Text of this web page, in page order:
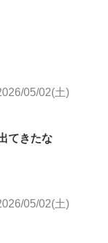
05/02(土)
てきたな
05/02(土)